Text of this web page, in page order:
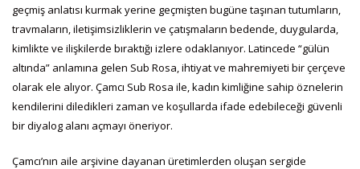
geçmiş anlatısı kurmak yerine geçmişten bugüne taşınan tutumların,
travmaların, iletişimsizliklerin ve çatışmaların bedende, duygularda,
kimlikte ve ilişkilerde bıraktığı izlere odaklanıyor. Latincede “gülün
altında” anlamına gelen Sub Rosa, ihtiyat ve mahremiyeti bir çerçeve
olarak ele alıyor. Çamcı Sub Rosa ile, kadın kimliğine sahip öznelerin
kendilerini diledikleri zaman ve koşullarda ifade edebileceği güvenli
bir diyalog alanı açmayı öneriyor.
Çamcı’nın aile arşivine dayanan üretimlerden oluşan sergide